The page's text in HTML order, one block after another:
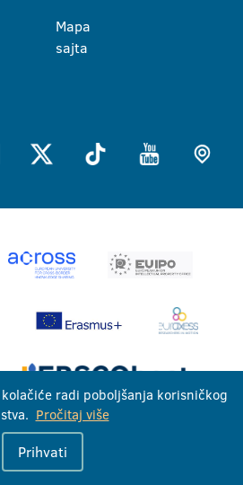
Mapa
sajta
u Banjoj Luci © 2026
radi poboljšanja korisničkog
Pročitaj više
Prihvati